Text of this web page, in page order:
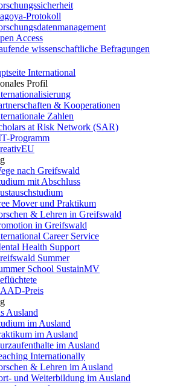
Protokoll
Access
wissenschaftliche Befragungen
International
Profil
& Kooperationen
Zahlen
at Risk Network (SAR)
Programm
nach Greifswald
mit Abschluss
Mover und Praktikum
& Lehren in Greifswald
in Greifswald
Career Service
Health Support
Summer
School SustainMV
Preis
Ausland
im Ausland
im Ausland
im Ausland
Internationally
& Lehren im Ausland
und Weiterbildung im Ausland